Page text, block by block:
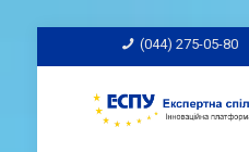
(044) 275-05-80